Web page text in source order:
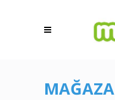
MAĞAZA